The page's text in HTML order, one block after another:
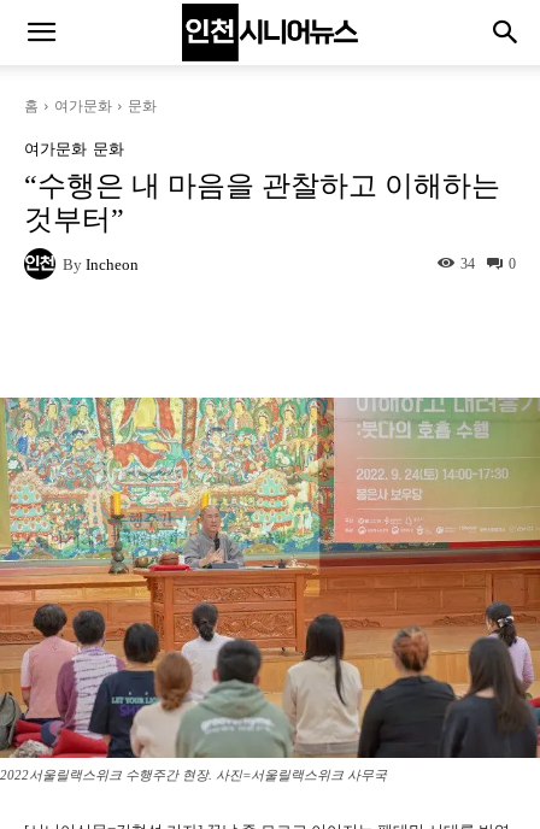
홈 여가문화 문화
여가문화 문화
“수행은 내 마음을 관찰하고 이해하는
것부터”
By Incheon 0
34
2022서울릴랙스위크 수행주간 현장. 사진=서울릴랙스위크 사무국